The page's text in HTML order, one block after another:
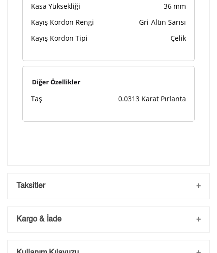
Kasa Yüksekliği
36 mm
Kayış Kordon Rengi
Gri-Altın Sarısı
Kayış Kordon Tipi
Çelik
Diğer Özellikler
Taş 0.0313 Karat Pırlanta
Taksitler
Kargo & İade
Kargo ve Sipariş